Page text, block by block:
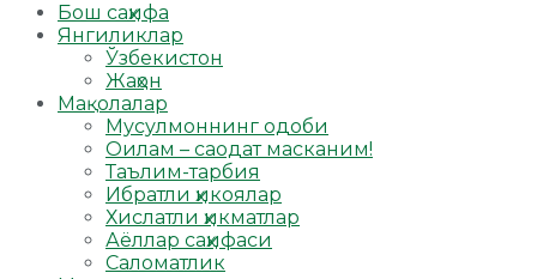
Бош саҳифа
Янгиликлар
Ўзбекистон
Жаҳон
Мақолалар
Мусулмоннинг одоби
Оилам – саодат масканим!
Таълим-тарбия
Ибратли ҳикоялар
Хислатли ҳикматлар
Аёллар саҳифаси
Саломатлик